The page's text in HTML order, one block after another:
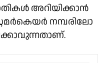
അറിയിക്കാന്‍
നമ്പരിലോ